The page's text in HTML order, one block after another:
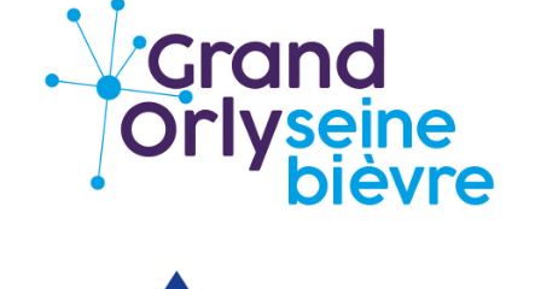
logo Grand-Orly Seine Bièvre